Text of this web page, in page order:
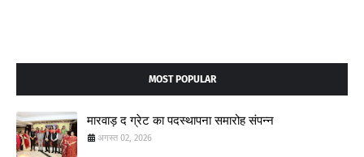
MOST POPULAR
मारवाड़ द ग्रेट का पदस्थापना समारोह संपन्न
अगस्त 02, 2026